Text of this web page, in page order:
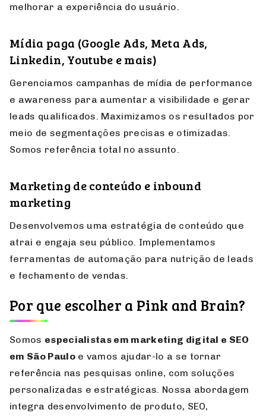
para SEO em diferentes linguagens e plataformas,
Focamos em um design atrativo e funcional para
melhorar a experiência do usuário.
Mídia paga (Google Ads, Meta Ads,
Linkedin, Youtube e mais)
Gerenciamos campanhas de mídia de performance
e awareness para aumentar a visibilidade e gerar
meio de segmentações precisas e otimizadas.
Somos referência total no assunto.
Marketing de conteúdo e inbound
marketing
Desenvolvemos uma estratégia de conteúdo que
ferramentas de automação para nutrição de leads
e fechamento de vendas.
Por que escolher a Pink and Brain?
Somosespecialistas em marketing digital e SEO
emSão Pauloe vamos ajudar-lo a se tornar